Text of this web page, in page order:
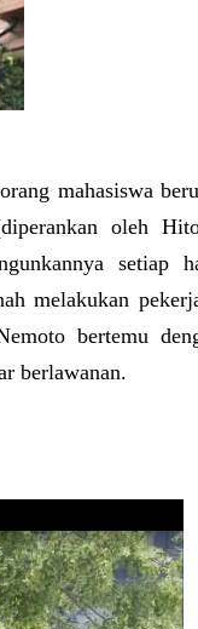
mahasiswa
oleh
setiap
melakukan
bertemu
berlawanan.